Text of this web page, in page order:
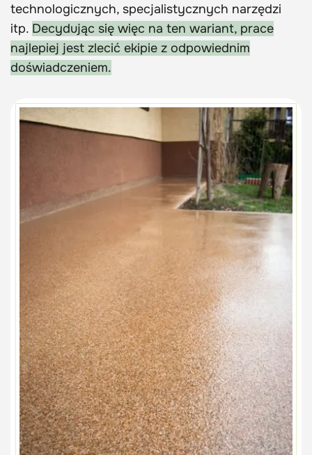
technologicznych, specjalistycznych narzędzi
itp. Decydując się więc na ten wariant, prace
najlepiej jest zlecić ekipie z odpowiednim
doświadczeniem.